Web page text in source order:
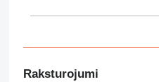
Raksturojumi